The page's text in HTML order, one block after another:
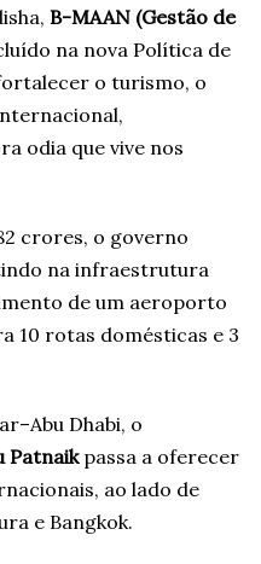
B-MAAN (Gestão de
na nova Política de
o turismo, o
odia que vive nos
crores, o governo
na infraestrutura
de um aeroporto
10 rotas domésticas e 3
Dhabi, o
Patnaikpassa a oferecer
ao lado de
e Bangkok.